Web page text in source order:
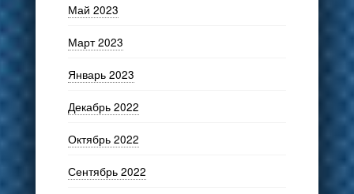
Май 2023
Март 2023
Январь 2023
Декабрь 2022
Октябрь 2022
Сентябрь 2022